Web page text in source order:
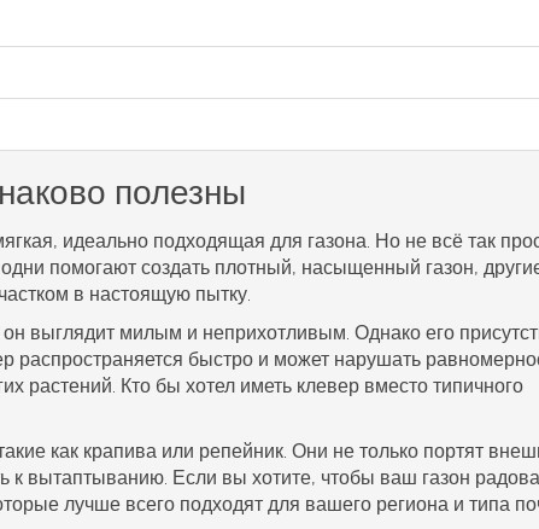
полезны
идеально подходящая для газона. Но не всё так
помогают создать плотный, насыщенный газон,
в настоящую пытку.
выглядит милым и неприхотливым. Однако его
распространяется быстро и может нарушать
растений. Кто бы хотел иметь клевер вместо типичного
как крапива или репейник. Они не только портят
к вытаптыванию. Если вы хотите, чтобы ваш газон
лучше всего подходят для вашего региона и типа